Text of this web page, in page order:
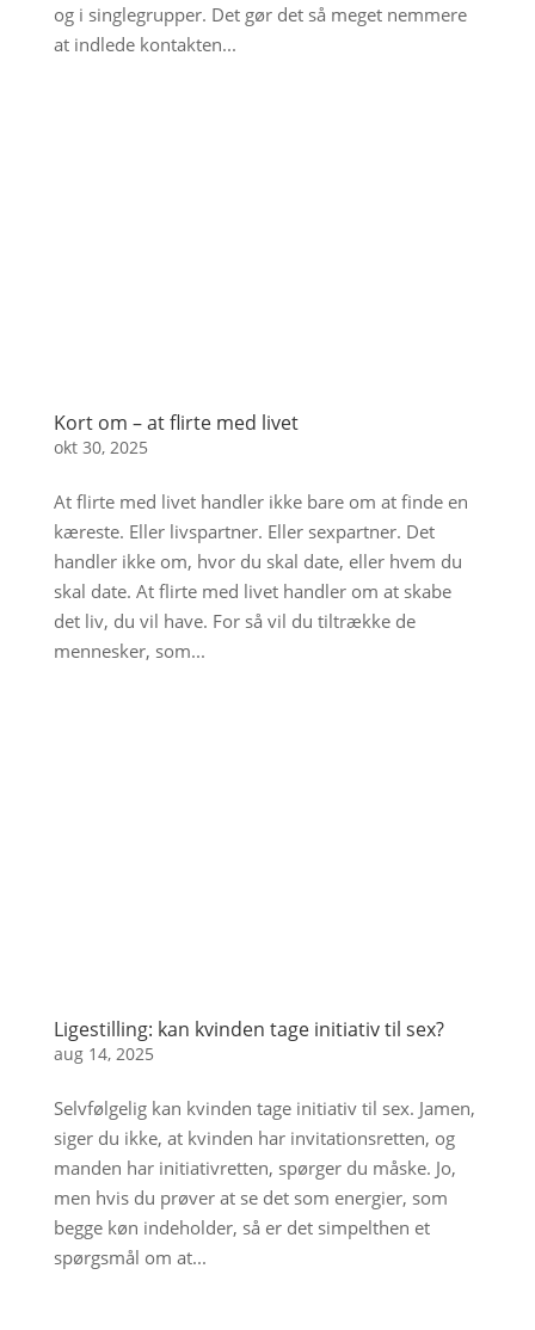
og i singlegrupper. Det gør det så meget nemmere
at indlede kontakten...
Kort om – at flirte med livet
okt 30, 2025
At flirte med livet handler ikke bare om at finde en
kæreste. Eller livspartner. Eller sexpartner. Det
handler ikke om, hvor du skal date, eller hvem du
skal date. At flirte med livet handler om at skabe
det liv, du vil have. For så vil du tiltrække de
mennesker, som...
Ligestilling: kan kvinden tage initiativ til sex?
aug 14, 2025
Selvfølgelig kan kvinden tage initiativ til sex. Jamen,
siger du ikke, at kvinden har invitationsretten, og
manden har initiativretten, spørger du måske. Jo,
men hvis du prøver at se det som energier, som
begge køn indeholder, så er det simpelthen et
spørgsmål om at...